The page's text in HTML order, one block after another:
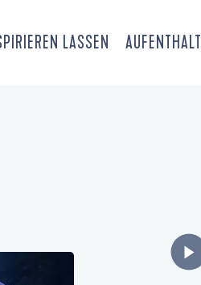
LASSEN AUFENTHALT